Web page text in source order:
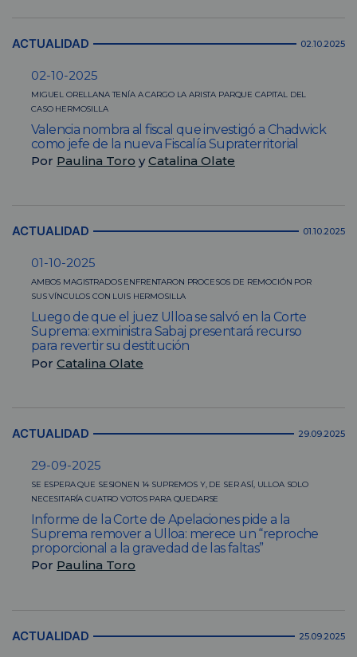
ACTUALIDAD 02.10.2025
02-10-2025
MIGUEL ORELLANA TENÍA A CARGO LA ARISTA PARQUE CAPITAL DEL
CASO HERMOSILLA
Valencia nombra al fiscal que investigó a Chadwick
como jefe de la nueva Fiscalía Supraterritorial
Por Paulina Toro yCatalina Olate
ACTUALIDAD 01.10.2025
01-10-2025
AMBOS MAGISTRADOS ENFRENTARON PROCESOS DE REMOCIÓN POR
SUS VÍNCULOS CON LUIS HERMOSILLA
Luego de que el juez Ulloa se salvó en la Corte
Suprema: exministra Sabaj presentará recurso
para revertir su destitución
Por Catalina Olate
ACTUALIDAD 29.09.2025
29-09-2025
SE ESPERA QUE SESIONEN 14 SUPREMOS Y, DE SER ASÍ, ULLOA SOLO
NECESITARÍA CUATRO VOTOS PARA QUEDARSE
Informe de la Corte de Apelaciones pide a la
Suprema remover a Ulloa: merece un “reproche
proporcional a la gravedad de las faltas”
Por Paulina Toro
ACTUALIDAD 25.09.2025